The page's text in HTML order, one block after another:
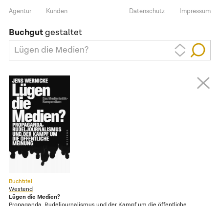
Agentur Kunden Impressum
Datenschutz
Buchgutgestaltet
Lügen die Medien?
Buchtitel
Westend
Lügen die Medien?